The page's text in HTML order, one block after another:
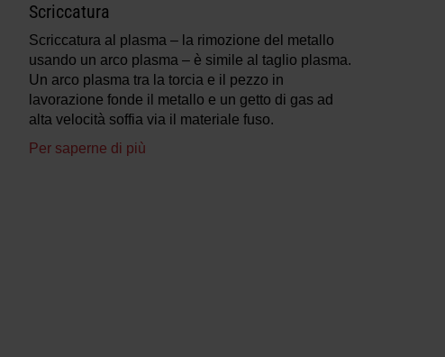
Scriccatura
Scriccatura al plasma – la rimozione del metallo
usando un arco plasma – è simile al taglio plasma.
Un arco plasma tra la torcia e il pezzo in
lavorazione fonde il metallo e un getto di gas ad
alta velocità soffia via il materiale fuso.
Per saperne di più